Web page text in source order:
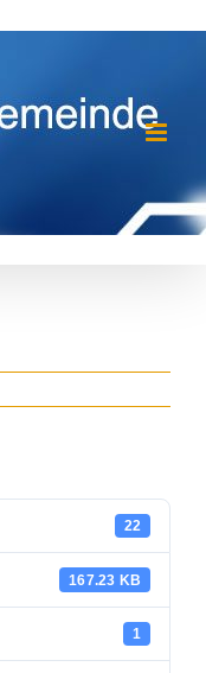
22
167.23 KB
1